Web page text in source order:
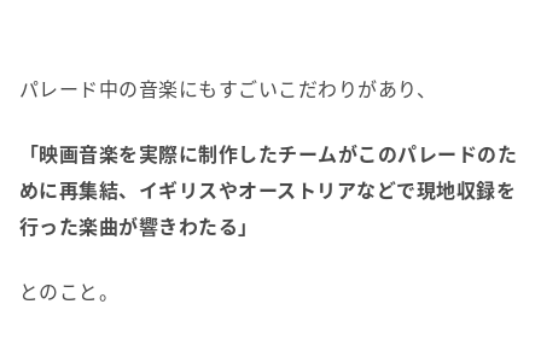
パレード中の音楽にもすごいこだわりがあり、
「映画音楽を実際に制作したチームがこのパレードのた
めに再集結、イギリスやオーストリアなどで現地収録を
行った楽曲が響きわたる」
とのこと。